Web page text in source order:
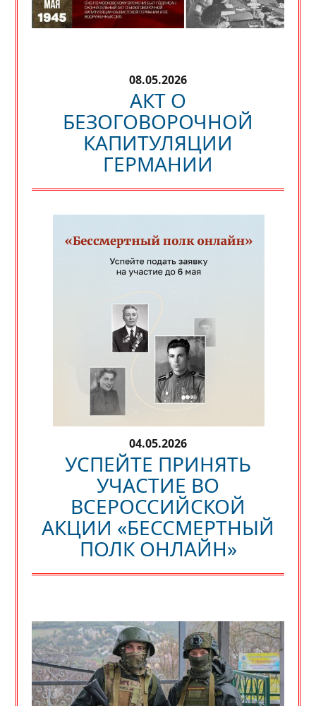
08.05.2026
АКТ О
БЕЗОГОВОРОЧНОЙ
КАПИТУЛЯЦИИ
ГЕРМАНИИ
04.05.2026
УСПЕЙТЕ ПРИНЯТЬ
УЧАСТИЕ ВО
ВСЕРОССИЙСКОЙ
АКЦИИ «БЕССМЕРТНЫЙ
ПОЛК ОНЛАЙН»